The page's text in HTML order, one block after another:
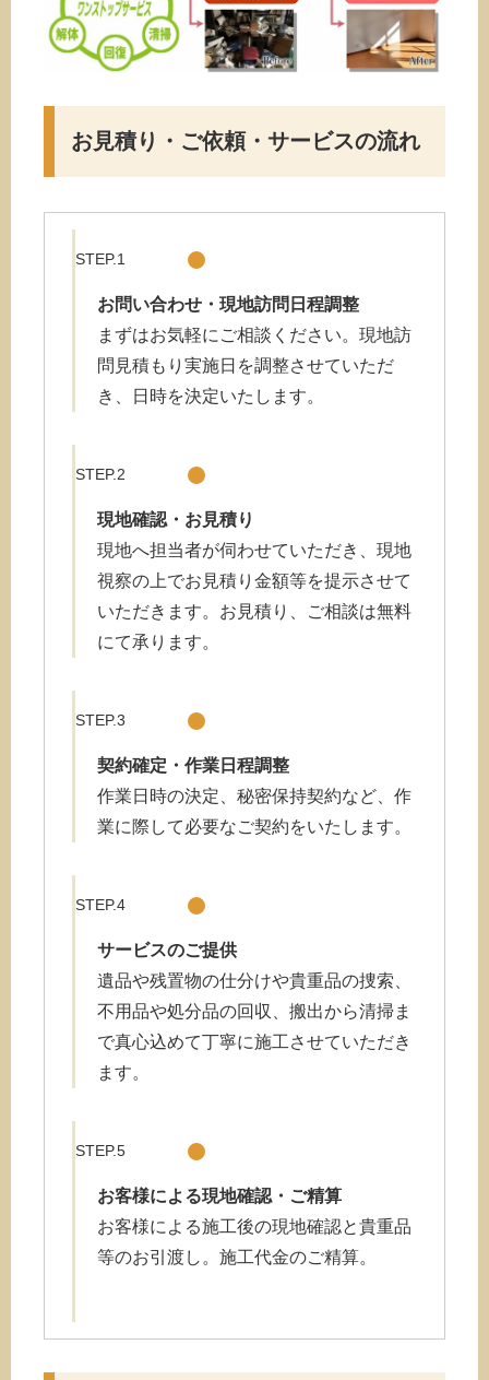
お見積り・ご依頼・サービスの流れ
STEP.1
お問い合わせ・現地訪問日程調整
まずはお気軽にご相談ください。現地訪
問見積もり実施日を調整させていただ
き、日時を決定いたします。
STEP.2
現地確認・お見積り
現地へ担当者が伺わせていただき、現地
視察の上でお見積り金額等を提示させて
いただきます。お見積り、ご相談は無料
にて承ります。
STEP.3
契約確定・作業日程調整
作業日時の決定、秘密保持契約など、作
業に際して必要なご契約をいたします。
STEP.4
サービスのご提供
遺品や残置物の仕分けや貴重品の捜索、
不用品や処分品の回収、搬出から清掃ま
で真心込めて丁寧に施工させていただき
ます。
STEP.5
お客様による現地確認・ご精算
お客様による施工後の現地確認と貴重品
等のお引渡し。施工代金のご精算。